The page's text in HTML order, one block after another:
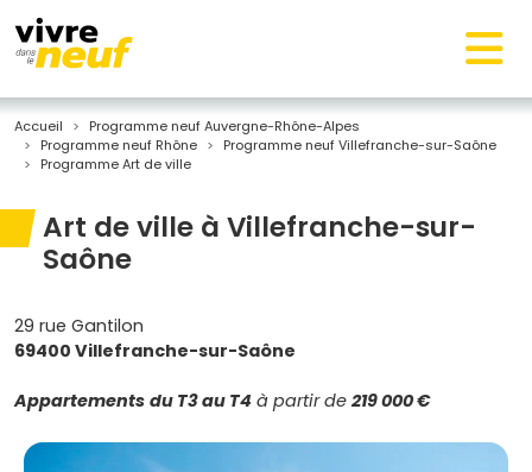
Accueil
Programme neuf Auvergne-Rhône-Alpes
Programme neuf Rhône
Programme neuf Villefranche-sur-Saône
Programme Art de ville
Art de ville à Villefranche-sur-
Saône
29 rue Gantilon
69400 Villefranche-sur-Saône
Appartements du T3 au T4 à partir de 219 000 €